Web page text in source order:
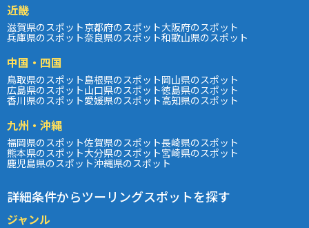
近畿
滋賀県のスポット京都府のスポット大阪府のスポット
兵庫県のスポット奈良県のスポット和歌山県のスポット
中国・四国
鳥取県のスポット島根県のスポット岡山県のスポット
広島県のスポット山口県のスポット徳島県のスポット
香川県のスポット愛媛県のスポット高知県のスポット
九州・沖縄
福岡県のスポット佐賀県のスポット長崎県のスポット
熊本県のスポット大分県のスポット宮崎県のスポット
鹿児島県のスポット沖縄県のスポット
詳細条件からツーリングスポットを探す
ジャンル